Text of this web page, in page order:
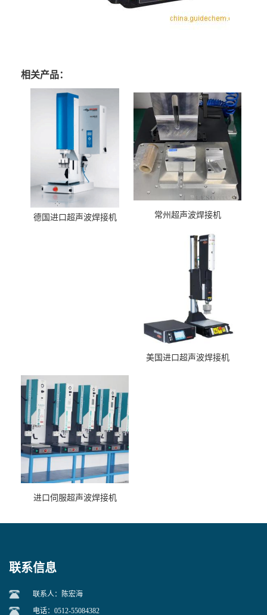
相关产品：
德国进口超声波焊接机 常州超声波焊接机
美国进口超声波焊接机
进口伺服超声波焊接机
联系信息
联系人：陈宏海
电话：0512-55084382